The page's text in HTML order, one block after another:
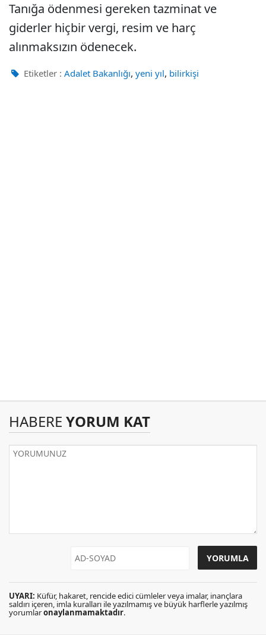
Tanığa ödenmesi gereken tazminat ve
giderler hiçbir vergi, resim ve harç
alınmaksızın ödenecek.
Etiketler : Adalet Bakanlığı, yeni yıl, bilirkişi
HABERE YORUM KAT
UYARI: Küfür, hakaret, rencide edici cümleler veya imalar, inançlara
saldırı içeren, imla kuralları ile yazılmamış ve büyük harflerle yazılmış
yorumlaronaylanmamaktadır.